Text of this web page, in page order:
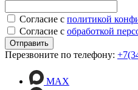
Согласие с политикой
Согласие с обработкой
Перезвоните по телефону:
MAX